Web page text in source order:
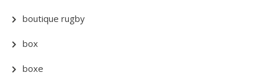
boutique rugby
box
boxe